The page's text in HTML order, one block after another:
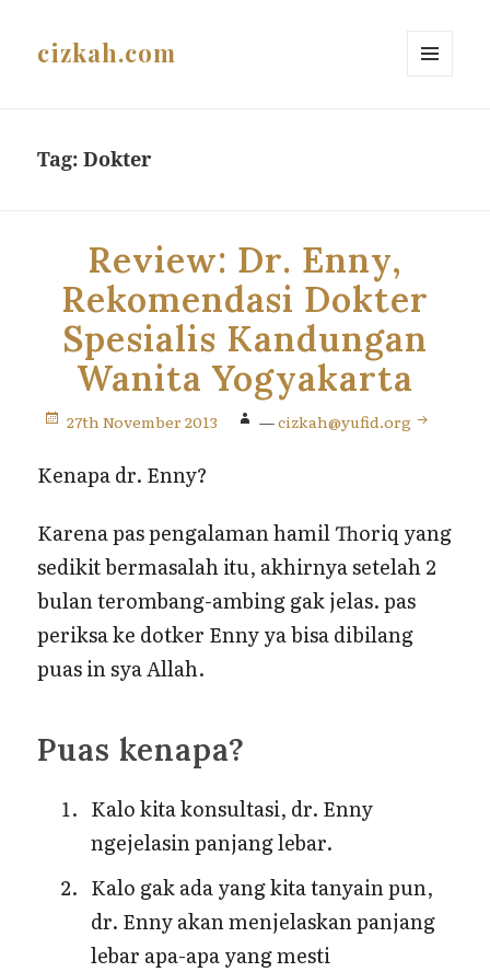
cizkah.com
Tag:Dokter
Review: Dr. Enny,
Rekomendasi Dokter
Spesialis Kandungan
Wanita Yogyakarta
27th November 2013 —cizkah@yufid.org
Kenapa dr. Enny?
Karena pas pengalaman hamil Thoriq yang
sedikit bermasalah itu, akhirnya setelah 2
bulan terombang-ambing gak jelas. pas
periksa ke dotker Enny ya bisa dibilang
puas in sya Allah.
Puas kenapa?
Kalo kita konsultasi, dr. Enny
ngejelasin panjang lebar.
Kalo gak ada yang kita tanyain pun,
dr. Enny akan menjelaskan panjang
lebar apa-apa yang mesti